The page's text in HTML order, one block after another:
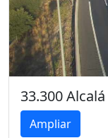
33.300
Ampliar